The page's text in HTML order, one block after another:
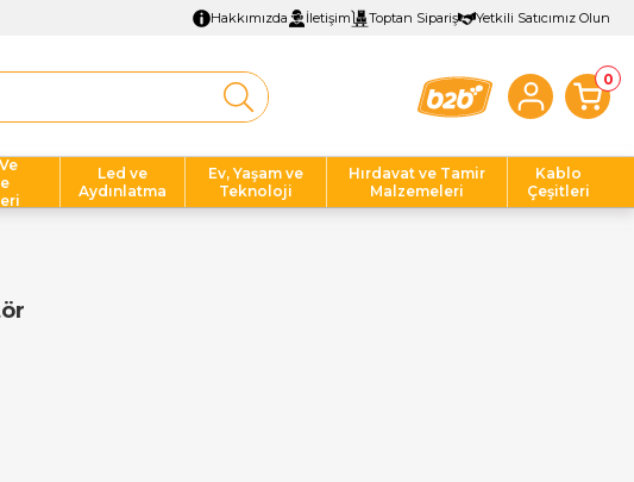
Hakkımızda İletişim Toptan Sipariş Yetkili Satıcımız Olun
0
Led ve
Aydınlatma
Ev, Yaşam ve
Teknoloji
Hırdavat ve Tamir
Malzemeleri
Kablo
Çeşitleri